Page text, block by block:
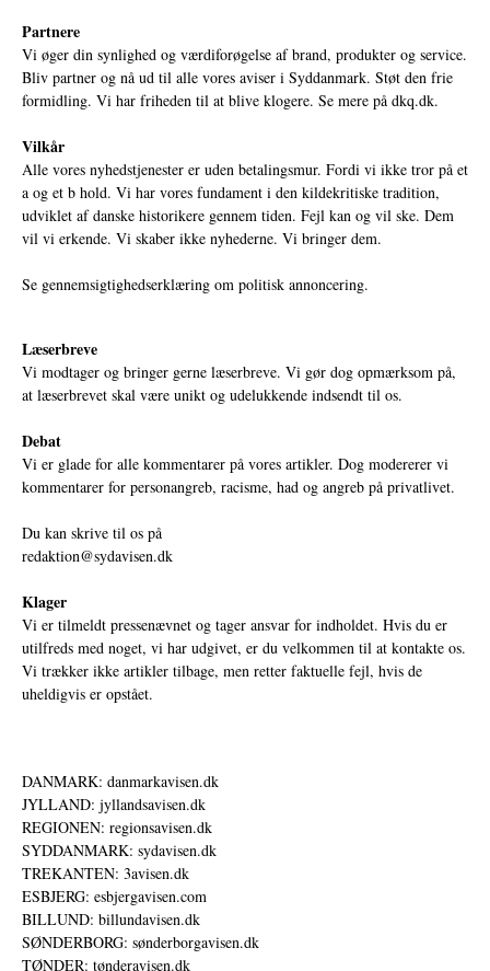
Partnere
Vi øger din synlighed og værdiforøgelse af brand, produkter og service.
Bliv partner og nå ud til alle vores aviser i Syddanmark. Støt den frie
formidling. Vi har friheden til at blive klogere. Se mere på dkq.dk.
Vilkår
Alle vores nyhedstjenester er uden betalingsmur. Fordi vi ikke tror på et
a og et b hold. Vi har vores fundament i den kildekritiske tradition,
udviklet af danske historikere gennem tiden. Fejl kan og vil ske. Dem
vil vi erkende. Vi skaber ikke nyhederne. Vi bringer dem.
Se gennemsigtighedserklæring om politisk annoncering.
Læserbreve
Vi modtager og bringer gerne læserbreve. Vi gør dog opmærksom på,
at læserbrevet skal være unikt og udelukkende indsendt til os.
Debat
Vi er glade for alle kommentarer på vores artikler. Dog modererer vi
kommentarer for personangreb, racisme, had og angreb på privatlivet.
Du kan skrive til os på
redaktion@sydavisen.dk
Klager
Vi er tilmeldt pressenævnet og tager ansvar for indholdet. Hvis du er
utilfreds med noget, vi har udgivet, er du velkommen til at kontakte os.
Vi trækker ikke artikler tilbage, men retter faktuelle fejl, hvis de
uheldigvis er opstået.
DANMARK: danmarkavisen.dk
JYLLAND: jyllandsavisen.dk
REGIONEN: regionsavisen.dk
SYDDANMARK: sydavisen.dk
TREKANTEN: 3avisen.dk
ESBJERG: esbjergavisen.com
BILLUND: billundavisen.dk
SØNDERBORG: sønderborgavisen.dk
TØNDER: tønderavisen.dk